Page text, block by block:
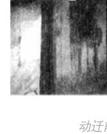
动迁